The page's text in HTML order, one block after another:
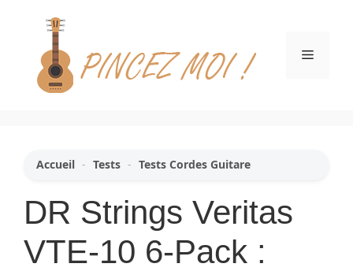
contenu
Menu
Accueil - Tests - Tests Cordes Guitare
DR Strings Veritas
VTE-10 6-Pack :